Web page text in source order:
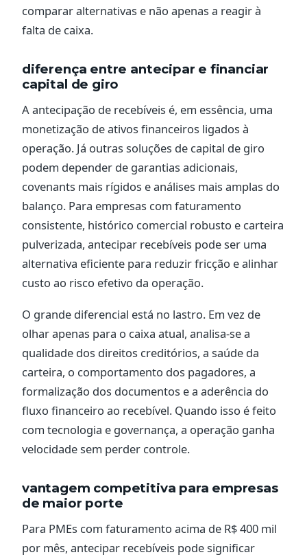
comparar alternativas e não apenas a reagir à
falta de caixa.
diferença entre antecipar e financiar
capital de giro
A antecipação de recebíveis é, em essência, uma
monetização de ativos financeiros ligados à
operação. Já outras soluções de capital de giro
podem depender de garantias adicionais,
covenants mais rígidos e análises mais amplas do
balanço. Para empresas com faturamento
consistente, histórico comercial robusto e carteira
pulverizada, antecipar recebíveis pode ser uma
alternativa eficiente para reduzir fricção e alinhar
custo ao risco efetivo da operação.
O grande diferencial está no lastro. Em vez de
olhar apenas para o caixa atual, analisa-se a
qualidade dos direitos creditórios, a saúde da
carteira, o comportamento dos pagadores, a
formalização dos documentos e a aderência do
fluxo financeiro ao recebível. Quando isso é feito
com tecnologia e governança, a operação ganha
velocidade sem perder controle.
vantagem competitiva para empresas
de maior porte
Para PMEs com faturamento acima de R$ 400 mil
por mês, antecipar recebíveis pode significar